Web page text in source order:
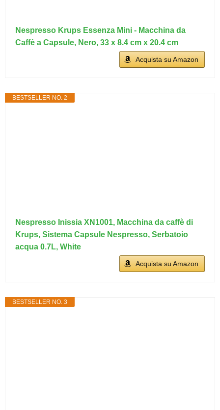
Nespresso Krups Essenza Mini - Macchina da
Caffè a Capsule, Nero, 33 x 8.4 cm x 20.4 cm
Acquista su Amazon
BESTSELLER NO. 2
Nespresso Inissia XN1001, Macchina da caffè di
Krups, Sistema Capsule Nespresso, Serbatoio
acqua 0.7L, White
Acquista su Amazon
BESTSELLER NO. 3